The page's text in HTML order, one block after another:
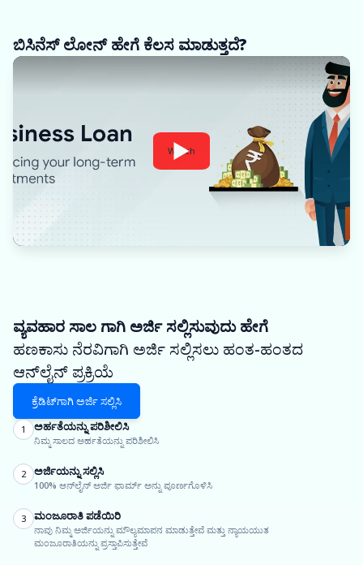
ಬಿಸಿನೆಸ್ ಲೋನ್ ಹೇಗೆ ಕೆಲಸ ಮಾಡುತ್ತದೆ?
Watch
ವ್ಯವಹಾರ ಸಾಲ ಗಾಗಿ ಅರ್ಜಿ ಸಲ್ಲಿಸುವುದು ಹೇಗೆ
ಹಣಕಾಸು ನೆರವಿಗಾಗಿ ಅರ್ಜಿ ಸಲ್ಲಿಸಲು ಹಂತ-ಹಂತದ
ಆನ್‌ಲೈನ್ ಪ್ರಕ್ರಿಯೆ
ಕ್ರೆಡಿಟ್‌ಗಾಗಿ ಅರ್ಜಿ ಸಲ್ಲಿಸಿ
1 ಅರ್ಹತೆಯನ್ನು ಪರಿಶೀಲಿಸಿ
ನಿಮ್ಮ ಸಾಲದ ಅರ್ಹತೆಯನ್ನು ಪರಿಶೀಲಿಸಿ
2 ಅರ್ಜಿಯನ್ನು ಸಲ್ಲಿಸಿ
100% ಆನ್‌ಲೈನ್ ಅರ್ಜಿ ಫಾರ್ಮ್ ಅನ್ನು ಪೂರ್ಣಗೊಳಿಸಿ
3 ಮಂಜೂರಾತಿ ಪಡೆಯಿರಿ
ನಾವು ನಿಮ್ಮ ಅರ್ಜಿಯನ್ನು ಮೌಲ್ಯಮಾಪನ ಮಾಡುತ್ತೇವೆ ಮತ್ತು ನ್ಯಾಯಯುತ
ಮಂಜೂರಾತಿಯನ್ನು ಪ್ರಸ್ತಾಪಿಸುತ್ತೇವೆ